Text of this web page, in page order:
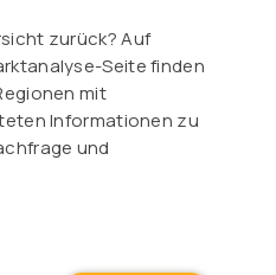
zurück? Auf
Seite finden
mit
Informationen zu
und